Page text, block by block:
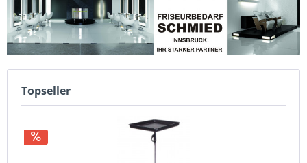
Topseller